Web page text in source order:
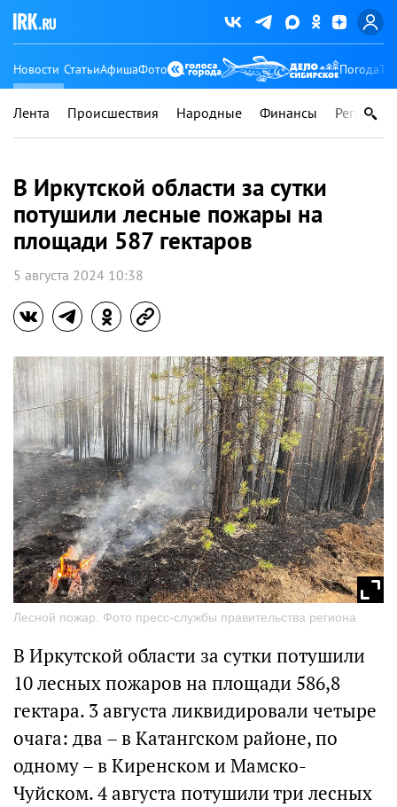
Новости СтатьиАфишаФото Погода
Лента Происшествия Народные Финансы Регионы
В Иркутской области за сутки
потушили лесные пожары на
площади 587 гектаров
5 августа 2024 10:38
Лесной пожар. Фото пресс-службы правительства региона
В Иркутской области за сутки потушили
10 лесных пожаров на площади 586,8
гектара. 3 августа ликвидировали четыре
очага: два – в Катангском районе, по
одному – в Киренском и Мамско-
Чуйском. 4 августа потушили три лесных